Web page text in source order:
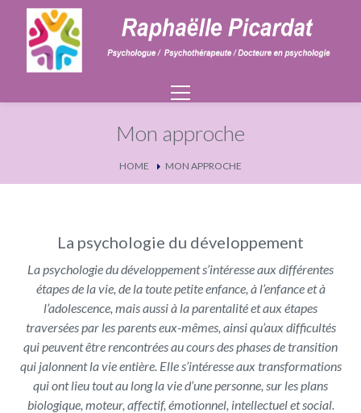
Mon approche
HOME MON APPROCHE
La psychologie du développement
La psychologie du développement s’intéresse aux différentes
étapes de la vie, de la toute petite enfance, à l’enfance et à
l’adolescence, mais aussi à la parentalité et aux étapes
traversées par les parents eux-mêmes, ainsi qu’aux difficultés
qui peuvent être rencontrées au cours des phases de transition
qui jalonnent la vie entière. Elle s’intéresse aux transformations
qui ont lieu tout au long la vie d’une personne, sur les plans
biologique, moteur, affectif, émotionnel, intellectuel et social.